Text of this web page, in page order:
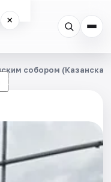
×
☾
собором (Казанская